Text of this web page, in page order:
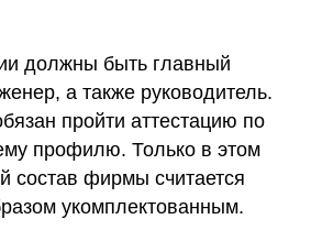
должны быть главный
а также руководитель.
пройти аттестацию по
профилю. Только в этом
состав фирмы считается
укомплектованным.